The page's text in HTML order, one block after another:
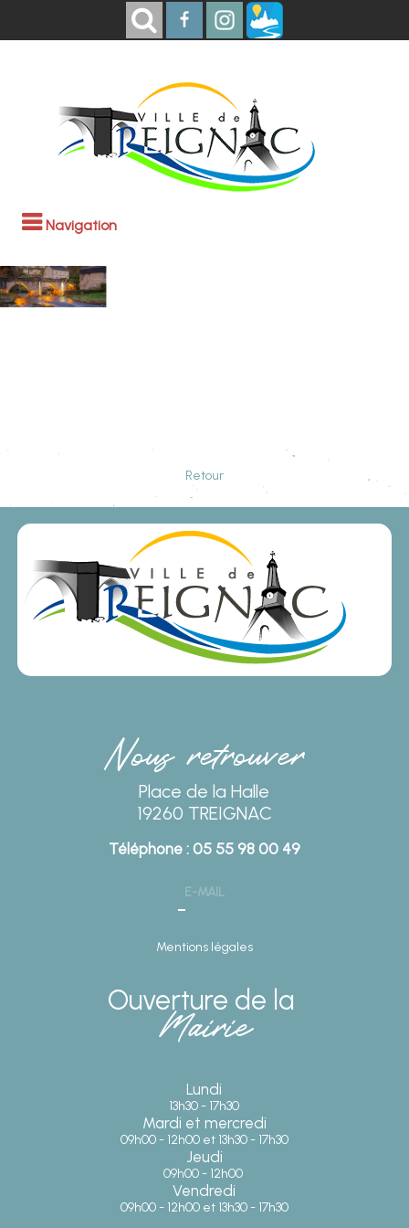
Navigation
Retour
Nous retrouver
Place de la Halle
19260 TREIGNAC
Téléphone : 05 55 98 00 49
E-MAIL
Mentions légales
Ouverture de la
Mairie
Lundi
13h30 - 17h30
Mardi et mercredi
09h00 - 12h00 et 13h30 - 17h30
Jeudi
09h00 - 12h00
Vendredi
09h00 - 12h00 et 13h30 - 17h30